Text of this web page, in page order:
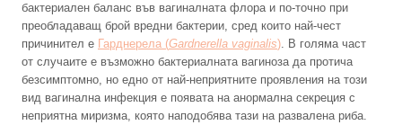
бактериален баланс във вагиналната флора и по-точно при
преобладаващ брой вредни бактерии, сред които най-чест
причинител e Гарднерела (Gardnerella vaginalis). В голяма част
от случаите е възможно бактериалната вагиноза да протича
безсимптомно, но едно от най-неприятните проявления на този
вид вагинална инфекция е появата на анормална секреция с
неприятна миризма, която наподобява тази на развалена риба.